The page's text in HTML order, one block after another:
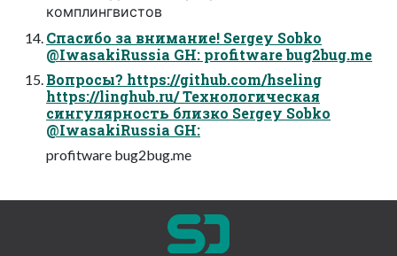
комплингвистов
Спасибо за внимание! Sergey Sobko
@IwasakiRussia GH: profitware bug2bug.me
Вопросы? https://github.com/hseling
https://linghub.ru/ Технологическая
сингулярность близко Sergey Sobko
@IwasakiRussia GH:
profitware bug2bug.me